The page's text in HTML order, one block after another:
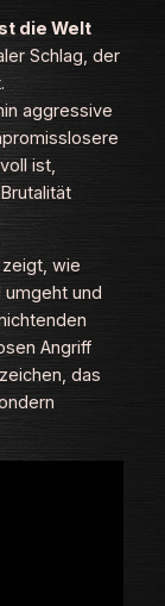
die Welt
Schlag, der
aggressive
ist,
wie
und
Angriff
das